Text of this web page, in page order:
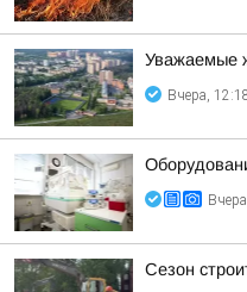
Уважаемые
Вчера,
Сезон